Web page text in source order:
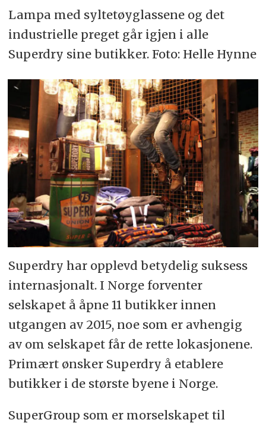
Lampa med syltetøyglassene og det
industrielle preget går igjen i alle
Superdry sine butikker. Foto: Helle Hynne
Superdry har opplevd betydelig suksess
internasjonalt. I Norge forventer
selskapet å åpne 11 butikker innen
utgangen av 2015, noe som er avhengig
av om selskapet får de rette lokasjonene.
Primært ønsker Superdry å etablere
butikker i de største byene i Norge.
SuperGroup som er morselskapet til